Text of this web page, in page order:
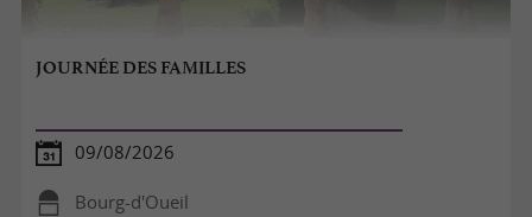
JOURNÉE DES FAMILLES
09/08/2026
Bourg-d'Oueil